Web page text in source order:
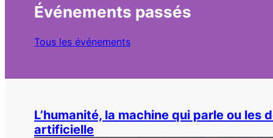
Événements passés
Tous les événements
L’humanité, la machine qui parle ou les
artificielle